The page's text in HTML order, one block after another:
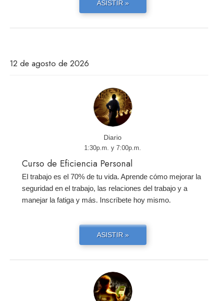
ASISTIR »
12 de agosto de 2026
Diario
1:30p.m. y 7:00p.m.
Curso de Eficiencia Personal
El trabajo es el 70% de tu vida. Aprende cómo mejorar la
seguridad en el trabajo, las relaciones del trabajo y a
manejar la fatiga y más. Inscríbete hoy mismo.
ASISTIR »